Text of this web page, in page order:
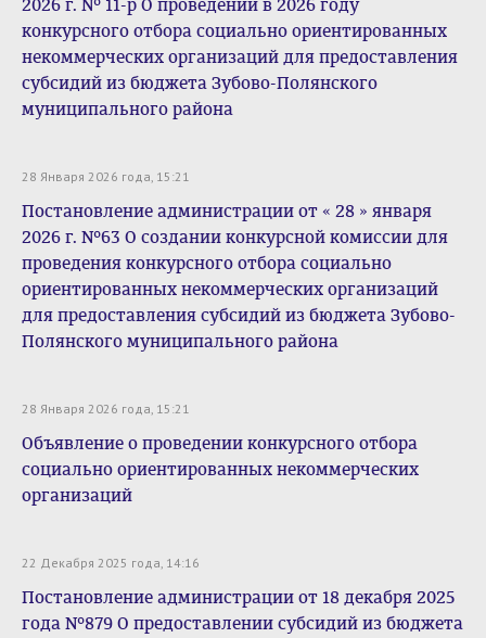
2026 г. № 11-р О проведении в 2026 году
конкурсного отбора социально ориентированных
некоммерческих организаций для предоставления
субсидий из бюджета Зубово-Полянского
муниципального района
28 Января 2026 года, 15:21
Постановление администрации от « 28 » января
2026 г. №63 О создании конкурсной комиссии для
проведения конкурсного отбора социально
ориентированных некоммерческих организаций
для предоставления субсидий из бюджета Зубово-
Полянского муниципального района
28 Января 2026 года, 15:21
Объявление о проведении конкурсного отбора
социально ориентированных некоммерческих
организаций
22 Декабря 2025 года, 14:16
Постановление администрации от 18 декабря 2025
года №879 О предоставлении субсидий из бюджета